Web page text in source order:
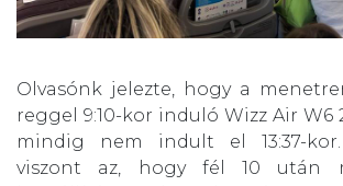
Olvasónk jelezte, hogy a
reggel 9:10-kor induló Wizz Air W6
mindig nem indult el 13:37-
viszont az, hogy fél 10 után